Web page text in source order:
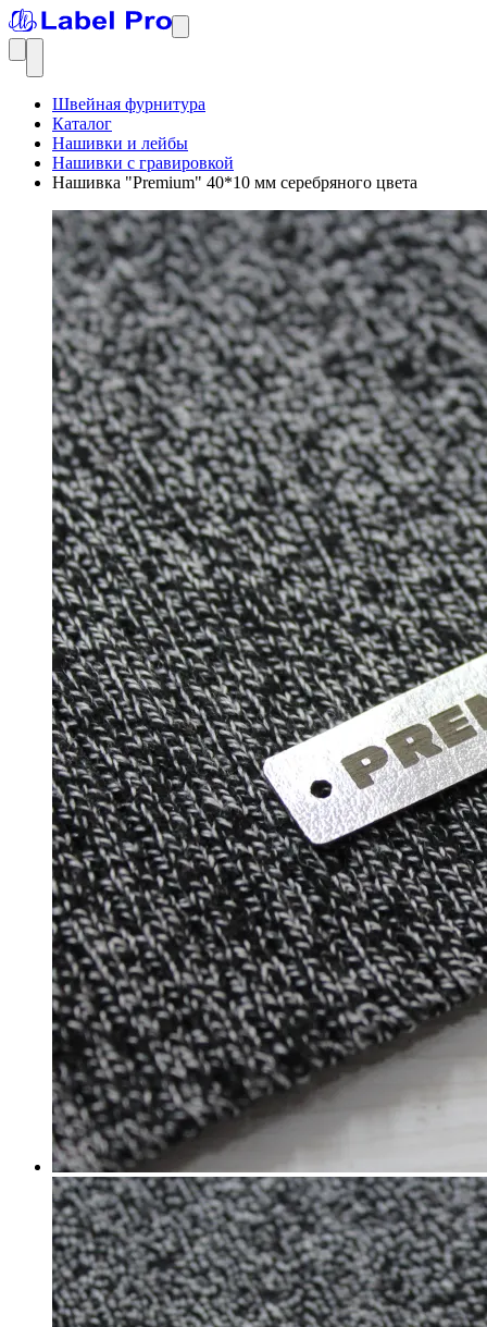
Швейная фурнитура
Каталог
Нашивки и лейбы
Нашивки с гравировкой
Нашивка "Premium" 40*10 мм серебряного цвета